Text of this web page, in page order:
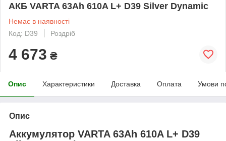
АКБ VARTA 63Ah 610A L+ D39 Silver Dynamic
Немає в наявності
Код: D39
Роздріб
4 673 ₴
Опис Характеристики Доставка Оплата Умови
Опис
Аккумулятор VARTA 63Ah 610A L+ D39